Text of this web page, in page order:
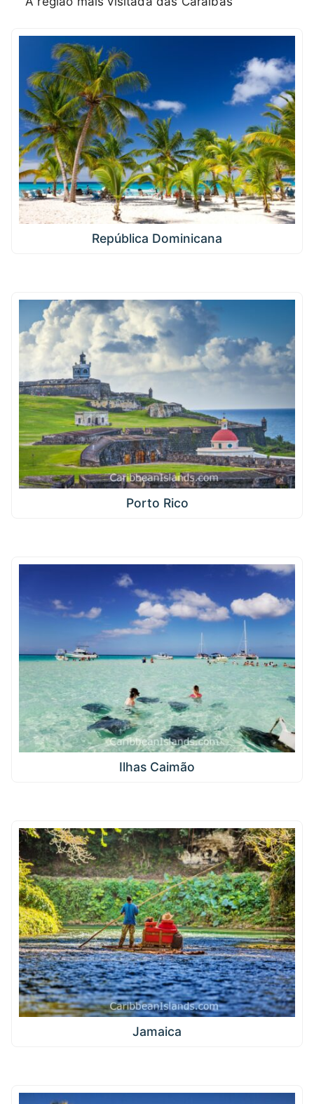
República Dominicana
Porto Rico
Ilhas Caimão
Jamaica